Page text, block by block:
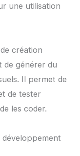
une utilisation
création
de générer du
Il permet de
de tester
les coder.